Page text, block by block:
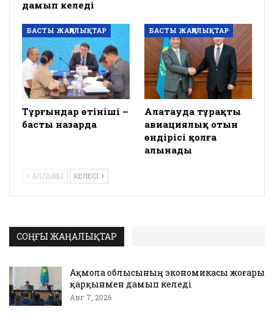
дамып келеді
БАСТЫ ЖАҢАЛЫҚТАР
Тұрғындар өтініші –
басты назарда
БАСТЫ ЖАҢАЛЫҚТАР
Алатауда тұрақты
авиациялық отын
өндірісі қолға
алынады
АЛДЫҢҒЫ КЕЛЕСІ
СОҢҒЫ ЖАҢАЛЫҚТАР
Ақмола облысының экономикасы жоғары
қарқынмен дамып келеді
Авг 7, 2026